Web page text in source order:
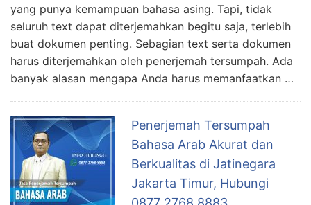
yang punya kemampuan bahasa asing. Tapi, tidak
seluruh text dapat diterjemahkan begitu saja, terlebih
buat dokumen penting. Sebagian text serta dokumen
harus diterjemahkan oleh penerjemah tersumpah. Ada
banyak alasan mengapa Anda harus memanfaatkan …
Penerjemah Tersumpah
Bahasa Arab Akurat dan
Berkualitas di Jatinegara
Jakarta Timur, Hubungi